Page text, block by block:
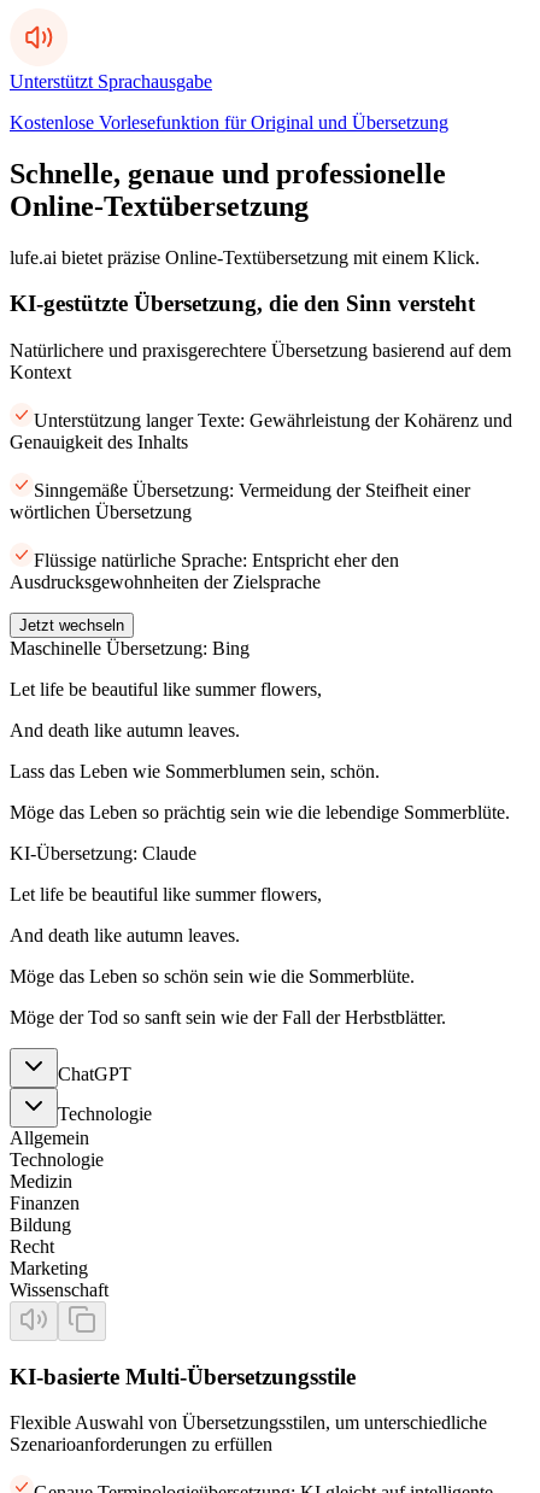
Unterstützt Sprachausgabe
Kostenlose Vorlesefunktion für Original und Übersetzung
Schnelle, genaue und professionelle
Online-Textübersetzung
lufe.ai bietet präzise Online-Textübersetzung mit einem Klick.
KI-gestützte Übersetzung, die den Sinn versteht
Natürlichere und praxisgerechtere Übersetzung basierend auf dem
Kontext
Unterstützung langer Texte: Gewährleistung der Kohärenz und
Genauigkeit des Inhalts
Sinngemäße Übersetzung: Vermeidung der Steifheit einer
wörtlichen Übersetzung
Flüssige natürliche Sprache: Entspricht eher den
Ausdrucksgewohnheiten der Zielsprache
Jetzt wechseln
Maschinelle Übersetzung: Bing
Let life be beautiful like summer flowers,
And death like autumn leaves.
Lass das Leben wie Sommerblumen sein, schön.
Möge das Leben so prächtig sein wie die lebendige Sommerblüte.
KI-Übersetzung: Claude
Let life be beautiful like summer flowers,
And death like autumn leaves.
Möge das Leben so schön sein wie die Sommerblüte.
Möge der Tod so sanft sein wie der Fall der Herbstblätter.
ChatGPT
Technologie
Allgemein
Technologie
Medizin
Finanzen
Bildung
Recht
Marketing
Wissenschaft
KI-basierte Multi-Übersetzungsstile
Flexible Auswahl von Übersetzungsstilen, um unterschiedliche
Szenarioanforderungen zu erfüllen